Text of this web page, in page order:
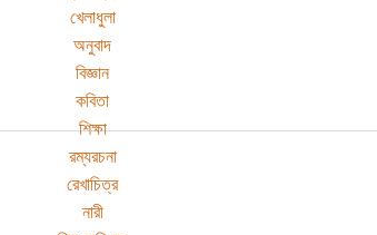
খেলাধুলা
অনুবাদ
বিজ্ঞান
কবিতা
শিক্ষা
রম্যরচনা
রেখাচিত্র
নারী